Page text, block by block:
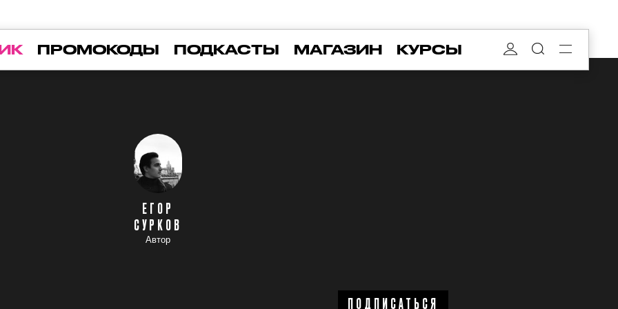
ПРОМОКОДЫ ПОДКАСТЫ МАГАЗИН КУРСЫ
ЕГОР
СУРКОВ
Автор
ПОДПИСАТЬСЯ